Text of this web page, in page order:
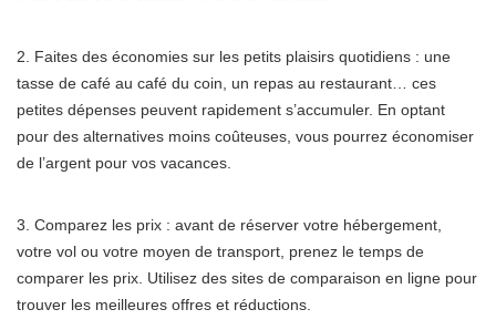
2. Faites des économies sur les petits plaisirs quotidiens : une
tasse de café au café du coin, un repas au restaurant… ces
petites dépenses peuvent rapidement s’accumuler. En optant
pour des alternatives moins coûteuses, vous pourrez économiser
de l’argent pour vos vacances.
3. Comparez les prix : avant de réserver votre hébergement,
votre vol ou votre moyen de transport, prenez le temps de
comparer les prix. Utilisez des sites de comparaison en ligne pour
trouver les meilleures offres et réductions.